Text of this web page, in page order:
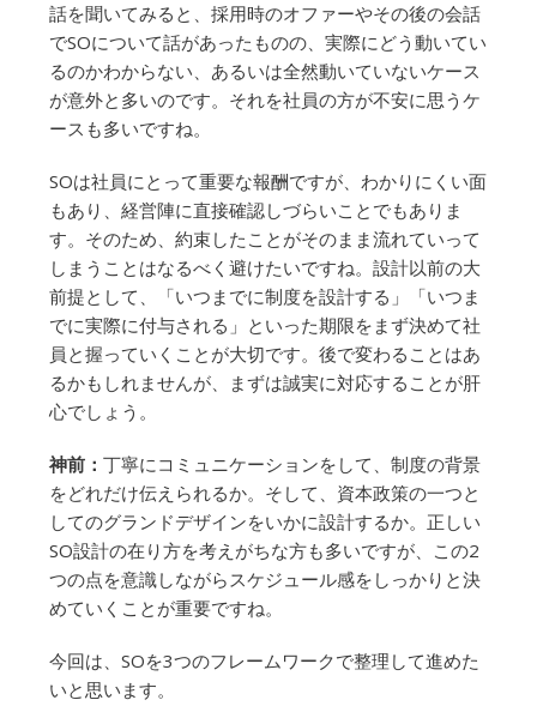
話を聞いてみると、採用時のオファーやその後の会話
でSOについて話があったものの、実際にどう動いてい
るのかわからない、あるいは全然動いていないケース
が意外と多いのです。それを社員の方が不安に思うケ
ースも多いですね。
SOは社員にとって重要な報酬ですが、わかりにくい面
もあり、経営陣に直接確認しづらいことでもありま
す。そのため、約束したことがそのまま流れていって
しまうことはなるべく避けたいですね。設計以前の大
前提として、「いつまでに制度を設計する」「いつま
でに実際に付与される」といった期限をまず決めて社
員と握っていくことが大切です。後で変わることはあ
るかもしれませんが、まずは誠実に対応することが肝
心でしょう。
神前： 丁寧にコミュニケーションをして、制度の背景
をどれだけ伝えられるか。そして、資本政策の一つと
してのグランドデザインをいかに設計するか。正しい
SO設計の在り方を考えがちな方も多いですが、この2
つの点を意識しながらスケジュール感をしっかりと決
めていくことが重要ですね。
今回は、SOを3つのフレームワークで整理して進めた
いと思います。